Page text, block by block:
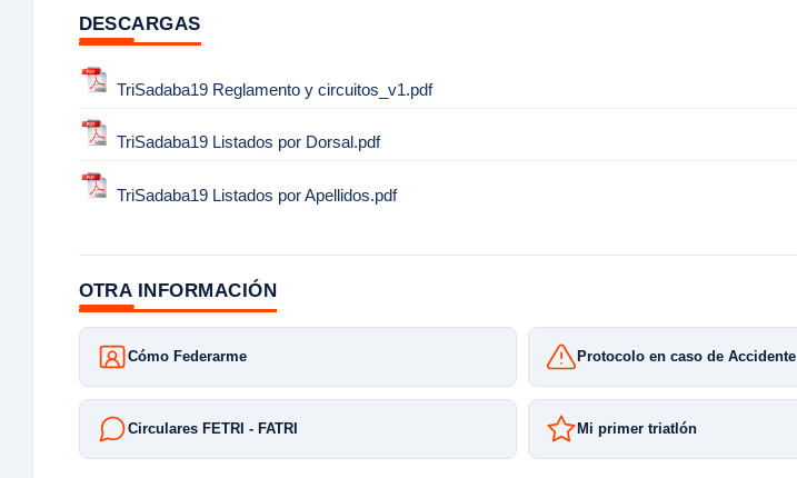
DESCARGAS
TriSadaba19 Reglamento y circuitos_v1.pdf
TriSadaba19 Listados por Dorsal.pdf
TriSadaba19 Listados por Apellidos.pdf
OTRA INFORMACIÓN
Cómo Federarme Protocolo en caso de Accidente
Circulares FETRI - FATRI Mi primer triatlón